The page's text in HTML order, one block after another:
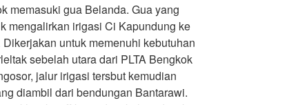
memasuki gua Belanda. Gua yang
mengalirkan irigasi Ci Kapundung ke
untuk memenuhi kebutuhan
sebelah utara dari PLTA Bengkok
jalur irigasi tersbut kemudian
diambil dari bendungan Bantarawi.